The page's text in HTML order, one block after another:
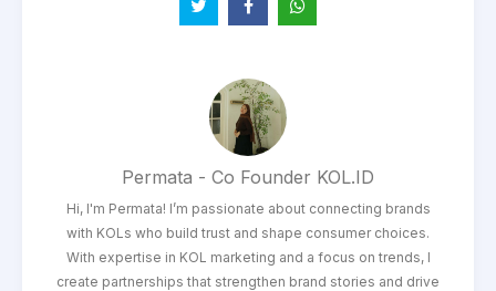
Permata - Co Founder KOL.ID
Hi, I'm Permata! I’m passionate about connecting brands
with KOLs who build trust and shape consumer choices.
With expertise in KOL marketing and a focus on trends, I
create partnerships that strengthen brand stories and drive